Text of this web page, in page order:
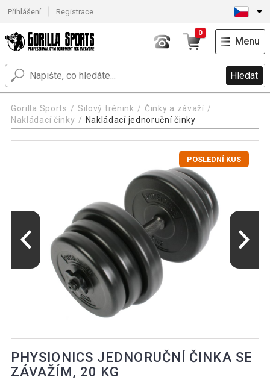
Přihlášení Registrace
Hledat
0
Menu
Gorilla Sports Silový trénink
Činky a závaží
Nakládací činky
Nakládací jednoruční činky
POSLEDNÍ KUS
PHYSIONICS JEDNORUČNÍ ČINKA SE
ZÁVAŽÍM, 20 KG